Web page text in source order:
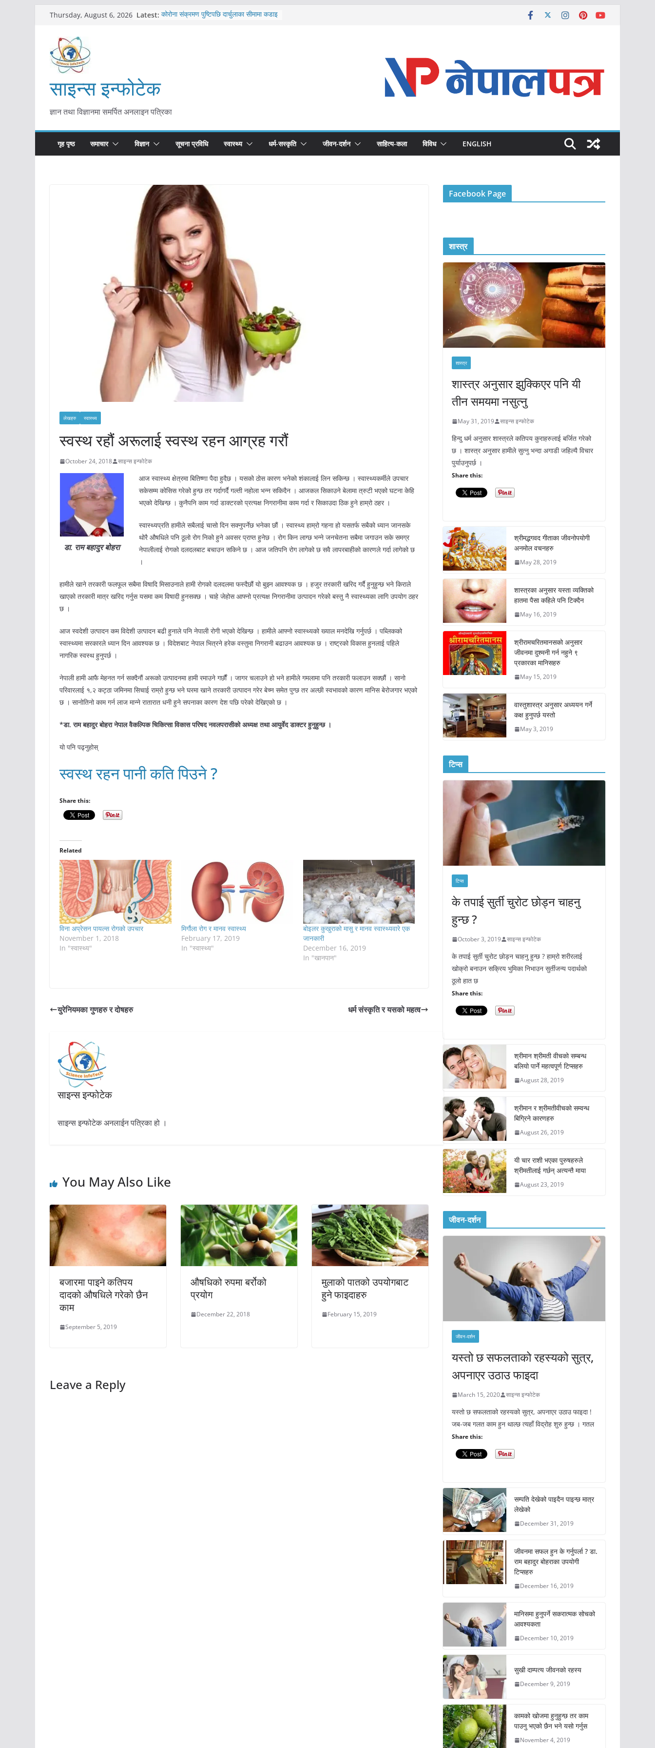
content
Thursday, August 6, 2026 Latest: कोरोना संक्रमण पुष्टिपछि दार्चुलाका सीमामा कडाइ
साइन्स इन्फोटेक
ज्ञान तथा विज्ञानमा समर्पित अनलाइन पत्रिका
गृह पृष्ठ समाचार विज्ञान सूचना प्रविधि स्वास्थ्य धर्म-सस्कृति जीवन-दर्शन साहित्य-कला विविध ENGLISH
लेखहरु स्वास्थ्य
स्वस्थ रहौं अरूलाई स्वस्थ रहन आग्रह गरौं
October 24, 2018 साइन्स इन्फोटेक
डा. राम बहादुर बोहरा
आज स्वास्थ्य क्षेत्रमा बितिष्णा पैदा हुदैछ । यसको ठोस कारण भनेको शंकालाई लिन सकिन्छ । स्वास्थ्यकर्मीले उपचार
सकेसम्म कोसिस गरेको हुन्छ तर गर्दागर्दै गल्ती नहोला भन्न सकिदैन । आजकल सिकाउने बेलामा त्रुटी भएको घटना केहि
भएको देखिन्छ । कुनैपनि काम गर्दा डाक्टरको प्रत्यक्ष निगरानीमा काम गर्दा र सिकाउदा ठिक हुने हाम्रो ठहर ।
स्वास्थ्यप्रति हामीले सबैलाई चासो दिन सक्नुपर्नेछ भनेका छौं । स्वास्थ्य हाम्रो गहना हो यसतर्फ सबैको ध्यान जानसके
थोरै औषधिले पनि ठूलो रोग निको हुने अवसर प्राप्त हुनेछ । रोग किन लाग्छ भन्ने जनचेतना सबैमा जगाउन सके समग्र
नेपालीलाई रोगको दलदलबाट बचाउन सकिने छ । आज जतिपनि रोग लागेको छ सवै लापरबाहीको कारणले गर्दा लागेको छ
।
हामीले खाने तरकारी फलफूल सबैमा विषादि मिसाउनाले हामी रोगको दलदलमा फस्दैछौं यो बुझ्न आवश्यक छ । हजुर तरकारी खरिद गर्दै हुनुहुन्छ भने किराले
खाएको तरकारी मात्र खरिद गर्नुस यसमा कम विषादी हुनसक्छ । चाहे जेहोस आफ्नो प्रत्यक्ष निगरानीमा उत्पादन गरेको बस्तु नै स्वास्थ्यका लागि उपयोग ठहर
छ ।
आज स्वदेशी उत्पादन कम विदेशी उत्पादन बढी हुनाले पनि नेपाली रोगी भएको देखिन्छ । हामीले आफ्नो स्वास्थ्यको ख्याल मनदेखि गर्नुपर्छ । पब्लिकको
स्वास्थ्यमा सरकारले ध्यान दिन आवश्यक छ । विदेशबाट नेपाल भित्रने हरेक वस्तुमा निगरानी बढाउन आवश्यक छ । राष्ट्रको विकास हुनलाई पहिले
नागरिक स्वस्थ हुनुपर्छ ।
नेपाली हामी आफै मेहनत गर्न सक्दैनौं अरूको उत्पादनमा हामी रमाउने गर्छौं । जागर चलाउने हो भने हामीले गमलामा पनि तरकारी फलाउन सक्छौं । सानो
परिवारलाई १,२ कट्ठा जमिनमा सिचाई राम्रो हुन्छ भने घरमा खाने तरकारी उत्पादन गरेर बेच्न समेत पुग्छ तर अल्छी स्वभावको कारण मानिस बेरोजगार भएको
छ । सानोतिनो काम गर्न लाज मान्ने रातारात धनी हुने सपनाका कारण देश पछि परेको देखिएको छ ।
*डा. राम बहादुर बोहरा नेपाल वैकल्पिक चिकित्सा विकास परिषद नवलपरासीको अध्यक्ष तथा आयुर्वेद डाक्टर हुनुहुन्छ ।
यो पनि पढ्नुहोस्
स्वस्थ रहन पानी कति पिउने ?
Share this:
Related
विना अप्रेसन पायल्स रोगको उपचार
November 1, 2018
In "स्वास्थ्य"
मिर्गौला रोग र मानव स्वास्थ्य
February 17, 2019
In "स्वास्थ्य"
बोइलर कुखुराको मासु र मानव स्वास्थ्यवारे एक
जानकारी
December 16, 2019
In "खानपान"
युरेनियमका गुणहरु र दोषहरु धर्म संस्कृति र यसको महत्व
साइन्स इन्फोटेक
साइन्स इन्फोटेक अनलाईन पत्रिका हो ।
You May Also Like
बजारमा पाइने कतिपय
दादको औषधिले गरेको छैन
काम
September 5, 2019
औषधिको रुपमा बर्रोको
प्रयोग
December 22, 2018
मुलाको पातको उपयोगबाट
हुने फाइदाहरु
February 15, 2019
Leave a Reply
Facebook Page
शास्त्र
शास्त्र
शास्त्र अनुसार झुक्किएर पनि यी
तीन समयमा नसुत्नु
May 31, 2019 साइन्स इन्फोटेक
हिन्दु धर्म अनुसार शास्त्रले कतिपय कुराहरुलाई बर्जित गरेको
छ । शास्त्र अनुसार हामीले सुत्नु भन्दा अगाडी जहिल्यै विचार
पुर्याउनुपर्छ ।
Share this:
श्रीमद्भगवद गीताका जीवनोपयोगी
अनमोल वचनहरु
May 28, 2019
शास्त्रका अनुसार यस्ता व्यक्तिको
हातमा पैसा कहिले पनि टिक्दैन
May 16, 2019
श्रीरामचरितमानसको अनुसार
जीवनमा दुश्मनी गर्न नहुने ९
प्रकारका मानिसहरु
May 15, 2019
वास्तुशास्त्र अनुसार अध्ययन गर्ने
कक्ष हुनुपर्छ यस्तो
May 3, 2019
टिप्स
टिप्स
के तपाई सुर्ती चुरोट छोड्न चाहनु
हुन्छ ?
October 3, 2019 साइन्स इन्फोटेक
के तपाई सुर्ती चुरोट छोड्न चाहनु हुन्छ ? हाम्रो शरीरलाई
खोक्रो बनाउन सक्रिय भुमिका निभाउन सुर्तीजन्य पदार्थको
ठूलो हात छ
Share this:
श्रीमान श्रीमती वीचको सम्बन्ध
बलियो पार्ने महत्वपूर्ण टिप्सहरु
August 28, 2019
श्रीमान र श्रीमतीवीचको सम्वन्ध
बिग्रिने कारणहरु
August 26, 2019
यी चार राशी भएका पुरुषहरुले
श्रीमतीलाई गर्छन् अत्यन्तै माया
August 23, 2019
जीवन-दर्शन
जीवन-दर्शन
यस्तो छ सफलताको रहस्यको सुत्र,
अपनाएर उठाउ फाइदा
March 15, 2020 साइन्स इन्फोटेक
यस्तो छ सफलताको रहस्यको सुत्र, अपनाएर उठाउ फाइदा !
जब-जब गलत काम हुन थाल्छ त्यहाँ विद्रोह शुरु हुन्छ । गतल
Share this:
सम्पति देखेको पाइदैन पाइन्छ मात्र
लेखेको
December 31, 2019
जीवनमा सफल हुन के गर्नुपर्ला ? डा.
राम बहादुर बोहराका उपयोगी
टिप्सहरु
December 16, 2019
मानिसमा हुनुपर्ने सकरात्मक सोचको
आवश्यकता
December 10, 2019
सुखी दाम्पत्य जीवनको रहस्य
December 9, 2019
कामको खोजमा हुनुहुन्छ तर काम
पाउनु भएको छैन भने यसो गर्नुस
November 4, 2019